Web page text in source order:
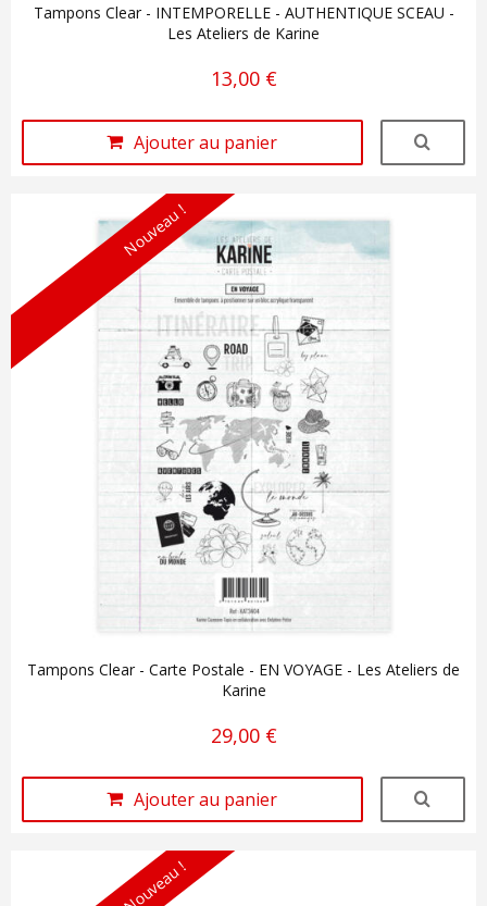
Tampons Clear - INTEMPORELLE - AUTHENTIQUE SCEAU -
Les Ateliers de Karine
13,00 €
Ajouter au panier
Nouveau !
Tampons Clear - Carte Postale - EN VOYAGE - Les Ateliers de
Karine
29,00 €
Ajouter au panier
Nouveau !